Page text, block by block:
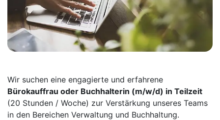
Wir suchen eine engagierte und erfahrene
Bürokauffrau oder Buchhalterin (m/w/d) in Teilzeit
(20 Stunden / Woche) zur Verstärkung unseres Teams
in den Bereichen Verwaltung und Buchhaltung.